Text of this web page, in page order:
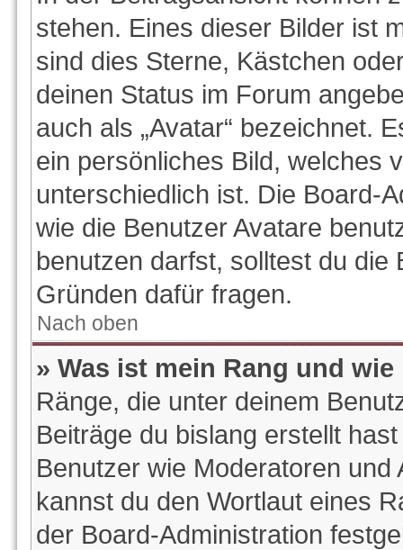
stehen. Eines dieser Bilder ist
sind dies Sterne, Kästchen
deinen Status im Forum
auch als „Avatar“ bezeichnet.
ein persönliches Bild, welches
unterschiedlich ist. Die Board-
wie die Benutzer Avatare
benutzen darfst, solltest du die
Gründen dafür fragen.
Nach oben
» Was ist mein Rang und
Ränge, die unter deinem
Beiträge du bislang erstellt
Benutzer wie Moderatoren
kannst du den Wortlaut eines
der Board-Administration